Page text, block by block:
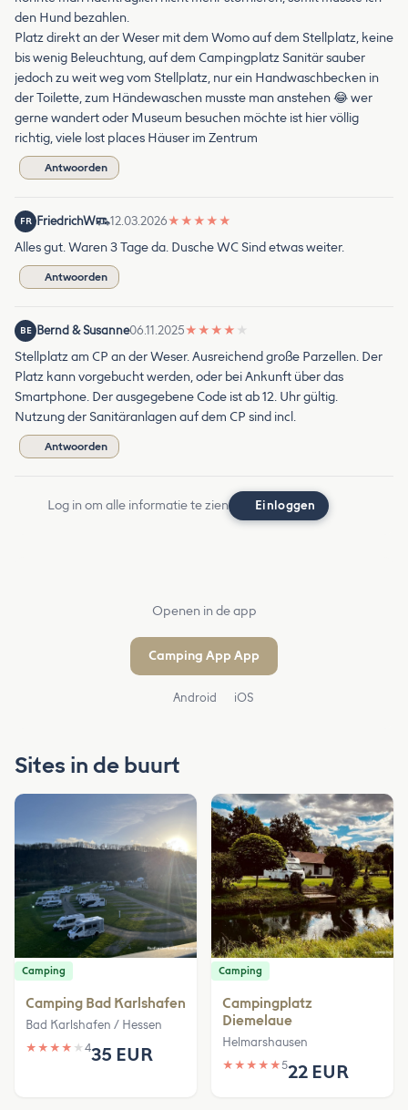
den Hund bezahlen.
Platz direkt an der Weser mit dem Womo auf dem Stellplatz, keine
bis wenig Beleuchtung, auf dem Campingplatz Sanitär sauber
jedoch zu weit weg vom Stellplatz, nur ein Handwaschbecken in
der Toilette, zum Händewaschen musste man anstehen 😂 wer
gerne wandert oder Museum besuchen möchte ist hier völlig
richtig, viele lost places Häuser im Zentrum
Antwoorden
FR FriedrichW 12.03.2026★ ★ ★ ★ ★
Alles gut. Waren 3 Tage da. Dusche WC Sind etwas weiter.
Antwoorden
BE Bernd & Susanne06.11.2025★ ★ ★ ★ ★
Stellplatz am CP an der Weser. Ausreichend große Parzellen. Der
Platz kann vorgebucht werden, oder bei Ankunft über das
Smartphone. Der ausgegebene Code ist ab 12. Uhr gültig.
Nutzung der Sanitäranlagen auf dem CP sind incl.
Antwoorden
Log in om alle informatie te zien Einloggen
Openen in de app
Camping App App
Android iOS
Sites in de buurt
Camping
Camping Bad Karlshafen
Bad Karlshafen / Hessen
★ ★ ★ ★ ★ 435 EUR
Camping
Campingplatz
Diemelaue
Helmarshausen
★ ★ ★ ★ ★522 EUR